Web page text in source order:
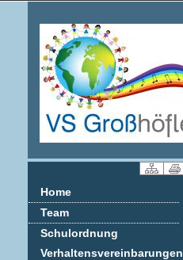
Home
Team
Schulordnung
Verhaltensvereinbarungen